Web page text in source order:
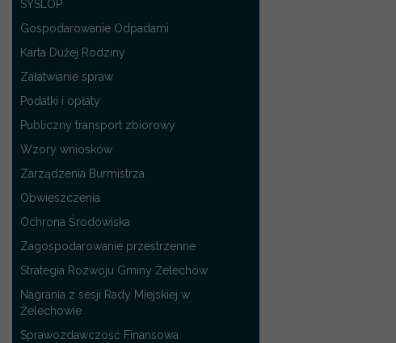
SYSLOP
Gospodarowanie Odpadami
Karta Dużej Rodziny
Załatwianie spraw
Podatki i opłaty
Publiczny transport zbiorowy
Wzory wniosków
Zarządzenia Burmistrza
Obwieszczenia
Ochrona Środowiska
Zagospodarowanie przestrzenne
Strategia Rozwoju Gminy Żelechów
Nagrania z sesji Rady Miejskiej w
Żelechowie
Sprawozdawczość Finansowa